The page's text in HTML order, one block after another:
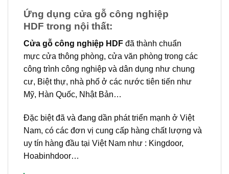
Ứng dụng cửa gỗ công nghiệp
HDF trong nội thất:
Cửa gỗ công nghiệp HDF đã thành chuẩn
mực cửa thông phòng, cửa văn phòng trong các
công trình công nghiệp và dân dụng như chung
cư, Biệt thự, nhà phố ở các nước tiên tiến như
Mỹ, Hàn Quốc, Nhật Bản…
Đặc biệt đã và đang dần phát triển mạnh ở Việt
Nam, có các đơn vị cung cấp hàng chất lượng và
uy tín hàng đầu tại Việt Nam như : Kingdoor,
Hoabinhdoor…